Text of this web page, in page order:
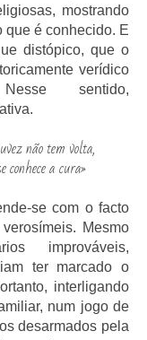
mostrando
que é conhecido. E
distópico, que o
verídico
sentido,
não tem volta,
conhece a cura»
se com o facto
Mesmo
improváveis,
ter marcado o
interligando
num jogo de
desarmados pela